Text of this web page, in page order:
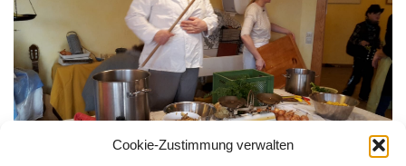
Cookie-Zustimmung verwalten